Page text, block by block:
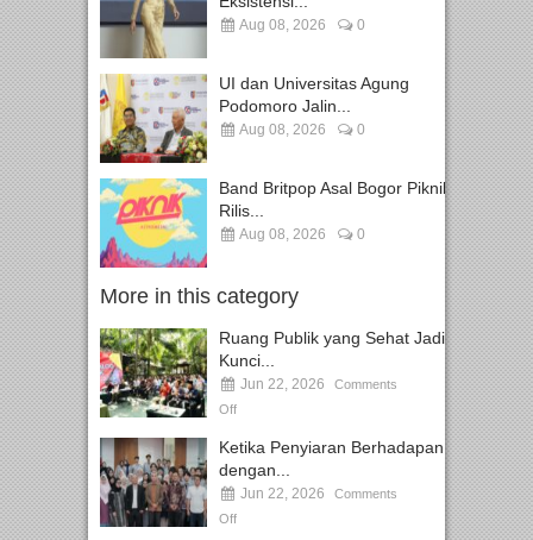
Aug 08, 2026 0
UI dan Universitas Agung
Podomoro Jalin...
Aug 08, 2026 0
Band Britpop Asal Bogor Piknik
Rilis...
Aug 08, 2026 0
More in this category
Ruang Publik yang Sehat Jadi
Kunci...
Jun 22, 2026
Comments
Off
Ketika Penyiaran Berhadapan
dengan...
Jun 22, 2026
Comments
Off